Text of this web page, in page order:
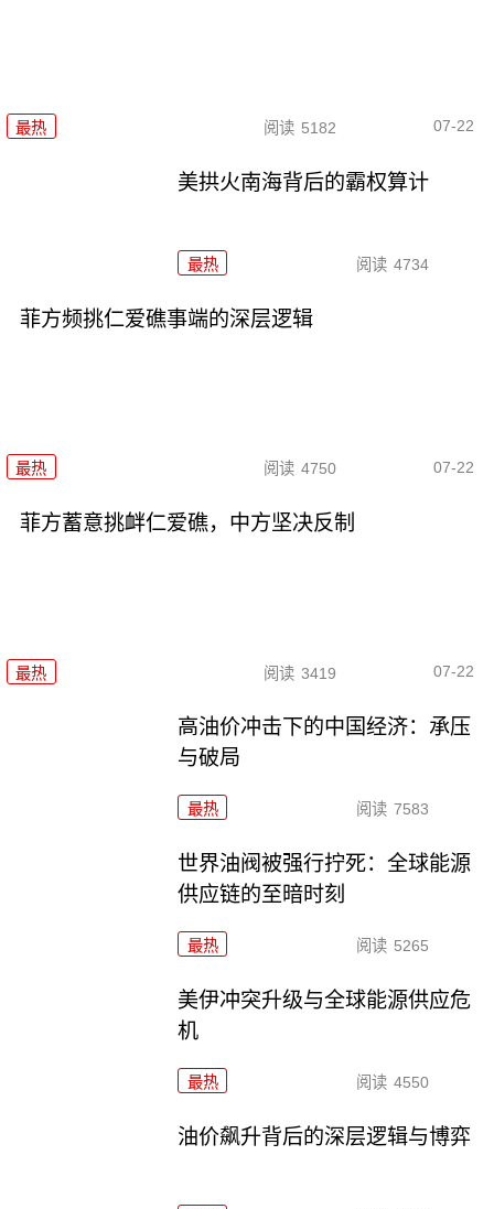
最热 阅读 5182 07-22
美拱火南海背后的霸权算计
最热 阅读 4734
菲方频挑仁爱礁事端的深层逻辑
最热 阅读 4750 07-22
菲方蓄意挑衅仁爱礁，中方坚决反制
最热 阅读 3419 07-22
高油价冲击下的中国经济：承压
与破局
最热 阅读 7583
世界油阀被强行拧死：全球能源
供应链的至暗时刻
最热 阅读 5265
美伊冲突升级与全球能源供应危
机
最热 阅读 4550
油价飙升背后的深层逻辑与博弈